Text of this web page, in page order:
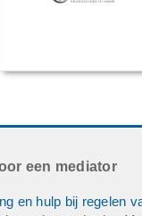
een mediator
en hulp bij regelen